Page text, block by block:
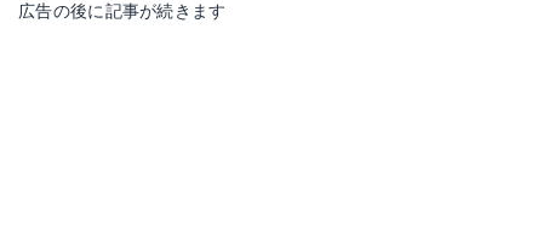
広告の後に記事が続きます